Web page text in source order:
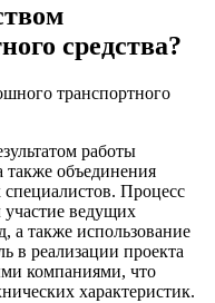
средства?
работы
также объединения
Процесс
участие ведущих
а также использование
в реализации проекта
компаниями, что
характеристик.